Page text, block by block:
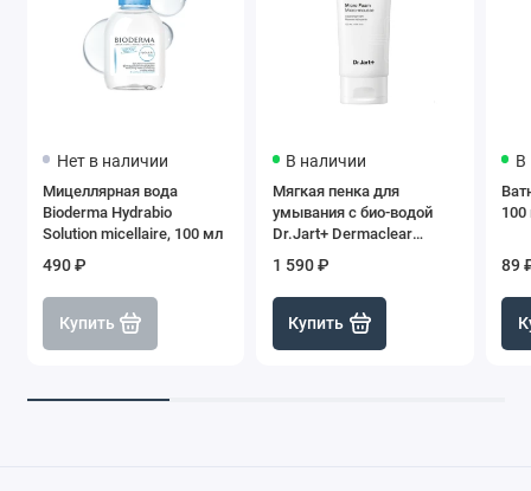
Нет в наличии
Мицеллярная вода
Bioderma Hydrabio
Solution micellaire, 100 мл
490 ₽
Купить
В наличии
Мягкая пенка для
умывания с био-водой
Dr.Jart+ Dermaclear
(прозрачная крышка),
120 мл
1 590 ₽
Купить
В
89